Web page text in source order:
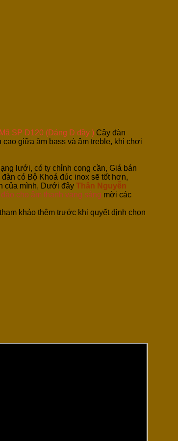
SP D120 (Dáng D đầy ) Cây đàn
giữa âm bass và âm treble, khi chơi
lưới, có ty chỉnh cong cần, Giá bán
có Bộ Khoá đúc inox sẽ tốt hơn,
của mình, Dưới đây Thân Nguyễn
cho âm thanh vang sáng mời các
khảo thêm trước khi quyết định chọn